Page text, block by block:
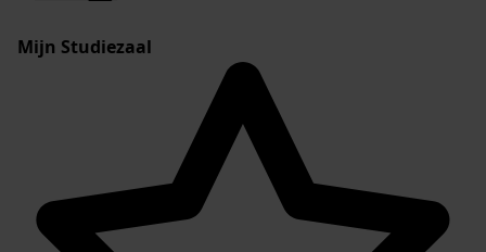
Mijn Studiezaal